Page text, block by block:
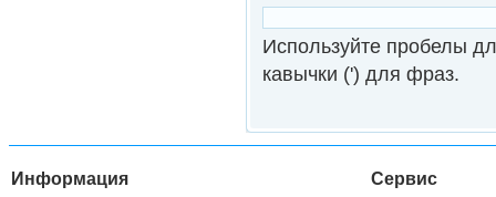
Используйте пробелы
кавычки (') для фраз.
Информация Сервис